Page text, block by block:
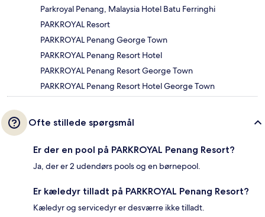
Parkroyal Penang, Malaysia Hotel Batu Ferringhi
PARKROYAL Resort
PARKROYAL Penang George Town
PARKROYAL Penang Resort Hotel
PARKROYAL Penang Resort George Town
PARKROYAL Penang Resort Hotel George Town
Ofte stillede spørgsmål
Er der en pool på PARKROYAL Penang Resort?
Ja, der er 2 udendørs pools og en børnepool.
Er kæledyr tilladt på PARKROYAL Penang Resort?
Kæledyr og servicedyr er desværre ikke tilladt.